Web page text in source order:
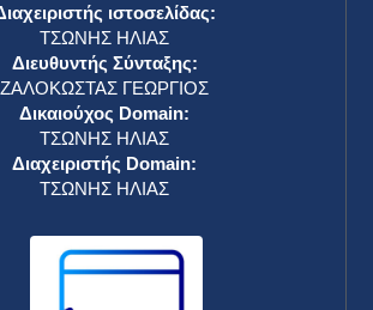
ιστοσελίδας:
ΤΣΩΝΗΣ ΗΛΙΑΣ
Διευθυντής Σύνταξης:
ΖΑΛΟΚΩΣΤΑΣ ΓΕΩΡΓΙΟΣ
Δικαιούχος Domain:
ΤΣΩΝΗΣ ΗΛΙΑΣ
Διαχειριστής Domain:
ΤΣΩΝΗΣ ΗΛΙΑΣ